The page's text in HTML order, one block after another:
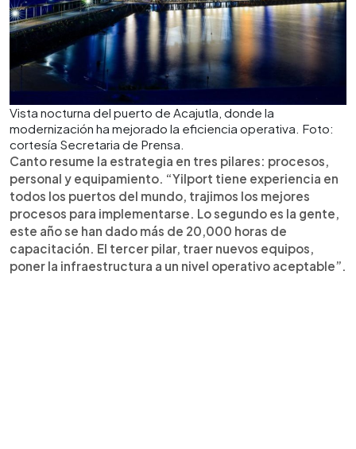
Vista nocturna del puerto de Acajutla, donde la
modernización ha mejorado la eficiencia operativa. Foto:
cortesía Secretaria de Prensa.
Canto resume la estrategia en tres pilares: procesos,
personal y equipamiento. “Yilport tiene experiencia en
todos los puertos del mundo, trajimos los mejores
procesos para implementarse. Lo segundo es la gente,
este año se han dado más de 20,000 horas de
capacitación. El tercer pilar, traer nuevos equipos,
poner la infraestructura a un nivel operativo aceptable”.